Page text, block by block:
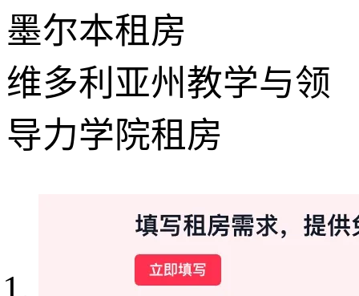
墨尔本租房
维多利亚州教学与领
导力学院租房